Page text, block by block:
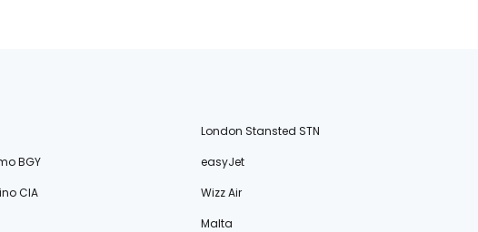
London Stansted STN
BGY
easyJet
CIA
Wizz Air
Malta